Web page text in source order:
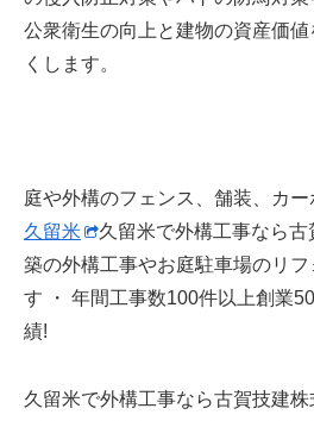
公衆衛生の向上と建物の資産価
くします。
庭や外構のフェンス、舗装、カー
久留米
久留米で外構工事なら
築の外構工事やお庭駐車場のリ
す ・ 年間工事数100件以上創業
績!
久留米で外構工事なら古賀技建